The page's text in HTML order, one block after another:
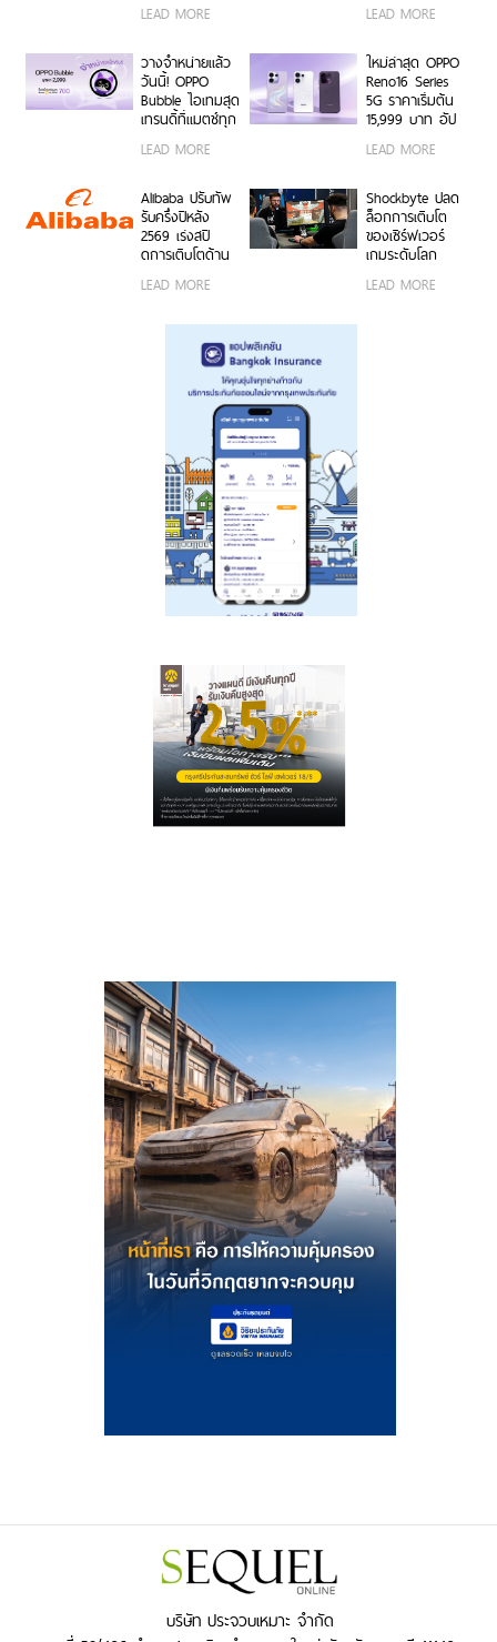
Series 5G เร็ว ๆ
Unbox พร้อม
กล้องมุมกว้าง
พิเศษ 50MP
0.6x เก็บทุก
โมเมนต์ โดดเด่น
LEAD MORE กว้างพิเศษ
0.6x ถ่ายคนสวย
สีผิวเป็น
ธรรมชาติทั้งภาพ
นิ่งและวิดีโอ ใน
ราคาเริ่มต้นเพียง
15,999 บาท
สมนาคุณสุดคุ้ม
ค่า!
LEAD MORE
วางจำหน่ายแล้ว
วันนี้! OPPO
Bubble ไอเทมสุด
เทรนดี้ที่แมตช์ทุก
คุณสมบัติเด่น ใช้
งานได้ทั้งบนสมา
ร์ตโฟน OPPO
และระบบ iOS ใน
ราคา 2,999 บาท
LEAD MORE
ใหม่ล่าสุด OPPO
Reno16 Series
5G ราคาเริ่มต้น
15,999 บาท อัป
กว้างพิเศษ
สวยทั้งภาพและ
วิดีโอ พร้อม
ดีไซน์ดวงดาว 3
มิติ ครั้งแรกใน
LEAD MORE
Alibaba ปรับทัพ
รับครึ่งปีหลัง
2569 เร่งสปี
ดการเติบโตด้าน
ขององค์กร
และการขยาย
โครงสร้างพื้นฐาน
LEAD MORE
Shockbyte ปลด
ล็อกการเติบโต
ของเซิร์ฟเวอร์
เกมระดับโลก
เซิร์ฟเวอร์
LEAD MORE
บริษัท ประจวบเหมาะ จำกัด